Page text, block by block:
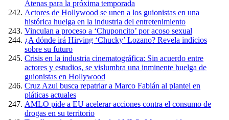
Atenas para la próxima temporada
Actores de Hollywood se unen a los guionistas en una
histórica huelga en la industria del entretenimiento
Vinculan a proceso a ‘Chuponcito’ por acoso sexual
¿A dónde irá Hirving ‘Chucky’ Lozano? Revela indicios
sobre su futuro
Crisis en la industria cinematográfica: Sin acuerdo entre
actores y estudios, se vislumbra una inminente huelga de
guionistas en Hollywood
Cruz Azul busca repatriar a Marco Fabián al plantel en
pláticas actuales
AMLO pide a EU acelerar acciones contra el consumo de
drogas en su territorio